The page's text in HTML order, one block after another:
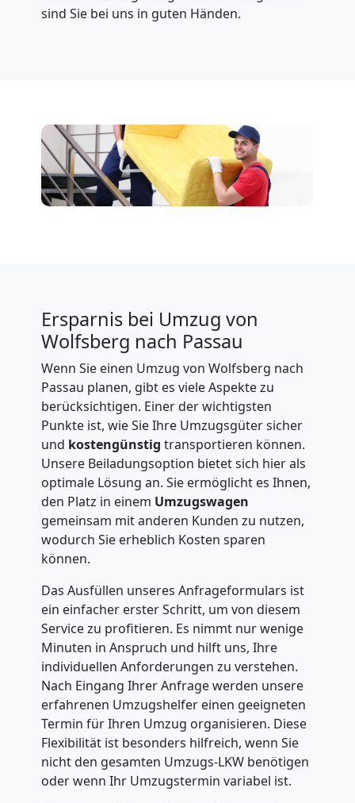
sind Sie bei uns in guten Händen.
Ersparnis bei Umzug von
Wolfsberg nach Passau
Wenn Sie einen Umzug von Wolfsberg nach
Passau planen, gibt es viele Aspekte zu
berücksichtigen. Einer der wichtigsten
Punkte ist, wie Sie Ihre Umzugsgüter sicher
und kostengünstig transportieren können.
Unsere Beiladungsoption bietet sich hier als
optimale Lösung an. Sie ermöglicht es Ihnen,
den Platz in einem Umzugswagen
gemeinsam mit anderen Kunden zu nutzen,
wodurch Sie erheblich Kosten sparen
können.
Das Ausfüllen unseres Anfrageformulars ist
ein einfacher erster Schritt, um von diesem
Service zu profitieren. Es nimmt nur wenige
Minuten in Anspruch und hilft uns, Ihre
individuellen Anforderungen zu verstehen.
Nach Eingang Ihrer Anfrage werden unsere
erfahrenen Umzugshelfer einen geeigneten
Termin für Ihren Umzug organisieren. Diese
Flexibilität ist besonders hilfreich, wenn Sie
nicht den gesamten Umzugs-LKW benötigen
oder wenn Ihr Umzugstermin variabel ist.